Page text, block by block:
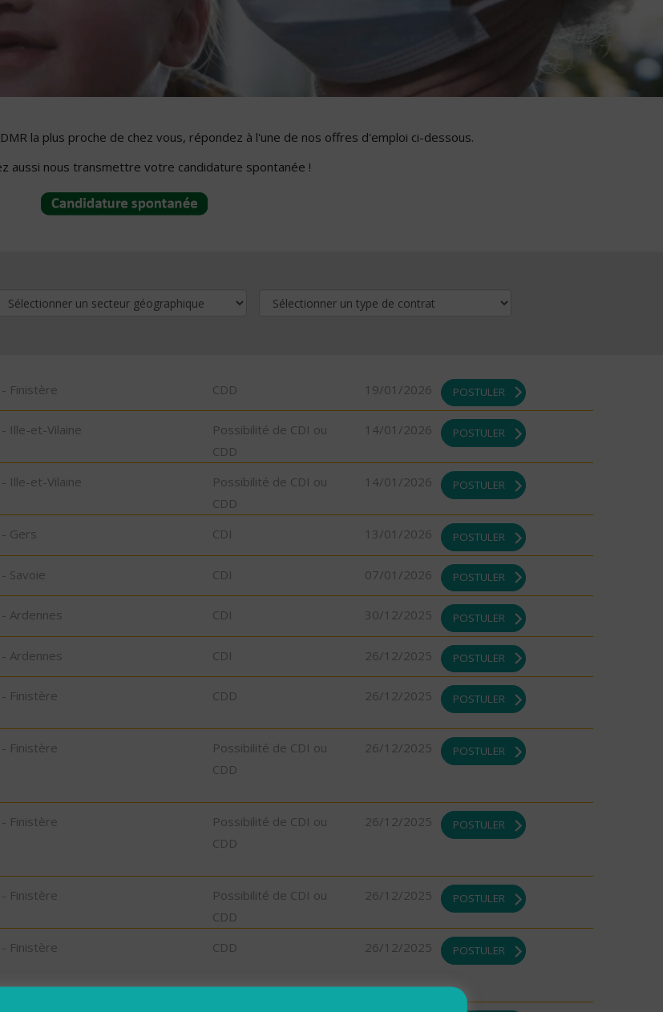
la plus proche de chez vous, répondez à l'une de nos offres d'emploi ci-dessous.
aussi nous transmettre votre candidature spontanée !
Finistère CDD 19/01/2026 POSTULER
Ille-et-Vilaine
Possibilité de CDI ou
CDD
14/01/2026 POSTULER
Ille-et-Vilaine
Possibilité de CDI ou
CDD
14/01/2026 POSTULER
Gers CDI 13/01/2026 POSTULER
Savoie CDI 07/01/2026 POSTULER
Ardennes CDI 30/12/2025 POSTULER
Ardennes CDI 26/12/2025 POSTULER
Finistère CDD 26/12/2025 POSTULER
Finistère
Possibilité de CDI ou
CDD
26/12/2025 POSTULER
Finistère
Possibilité de CDI ou
CDD
26/12/2025 POSTULER
Finistère
Possibilité de CDI ou
CDD
26/12/2025 POSTULER
Finistère CDD 26/12/2025 POSTULER